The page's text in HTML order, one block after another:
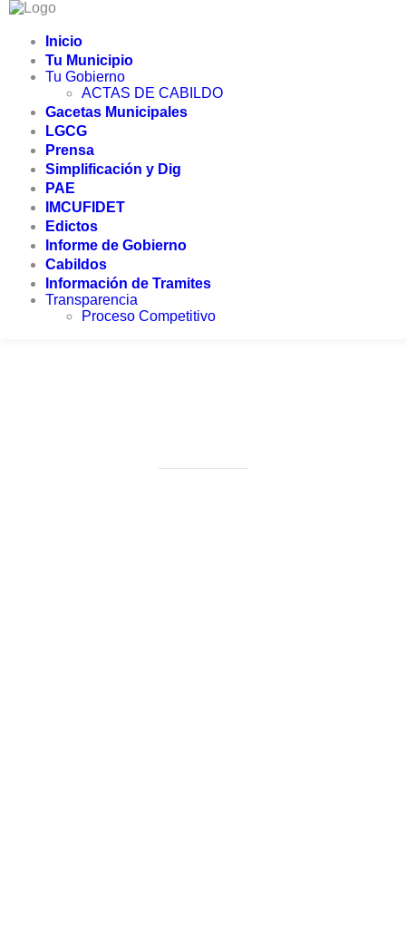
Inicio
Tu Municipio
Tu Gobierno
ACTAS DE CABILDO
Gacetas Municipales
LGCG
Prensa
Simplificación y Dig
PAE
IMCUFIDET
Edictos
Informe de Gobierno
Cabildos
Información de Tramites
Transparencia
Proceso Competitivo
Transparencia
Accede a toda la información
pública de oficio relacionada con tu
municipio